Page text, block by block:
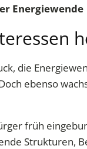
Energiewende
die
ebenso
früh
Strukturen,